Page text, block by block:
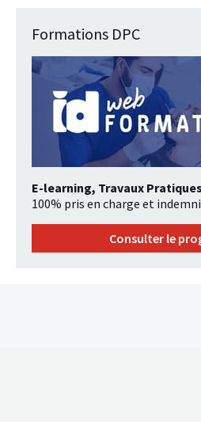
Formations DPC
E-learning, Travaux
100% pris en charge et
Consulter le